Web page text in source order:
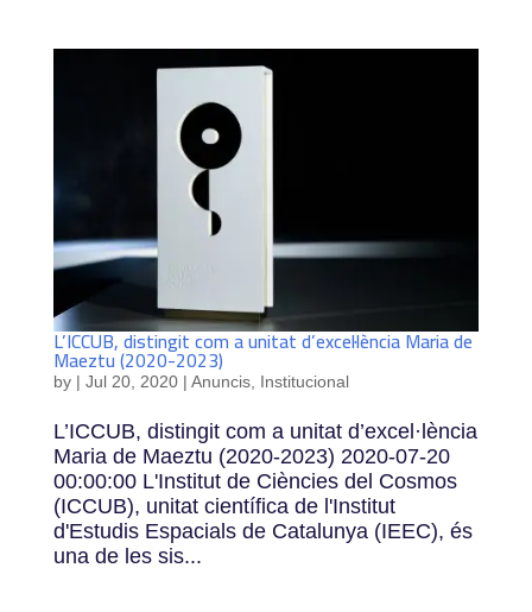
L’ICCUB, distingit com a unitat d’excel·lència Maria de
Maeztu (2020-2023)
by | Jul 20, 2020| Anuncis, Institucional
L’ICCUB, distingit com a unitat d’excel·lència
Maria de Maeztu (2020-2023) 2020-07-20
00:00:00 L'Institut de Ciències del Cosmos
(ICCUB), unitat científica de l'Institut
d'Estudis Espacials de Catalunya (IEEC), és
una de les sis...